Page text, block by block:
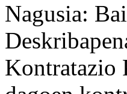
Nagusia: Bai
Kontratazio